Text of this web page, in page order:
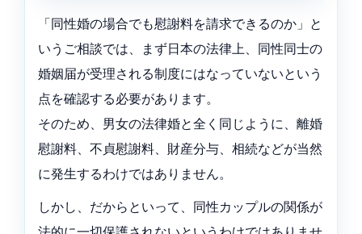
「同性婚の場合でも慰謝料を請求できるのか」と
いうご相談では、まず日本の法律上、同性同士の
婚姻届が受理される制度にはなっていないという
点を確認する必要があります。
そのため、男女の法律婚と全く同じように、離婚
慰謝料、不貞慰謝料、財産分与、相続などが当然
に発生するわけではありません。
しかし、だからといって、同性カップルの関係が